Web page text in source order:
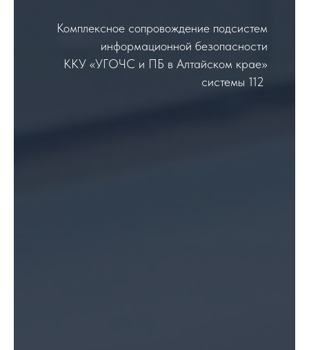
Комплексное сопровождение подсистем
информационной безопасности
ККУ «УГОЧС и ПБ в Алтайском крае»
системы 112